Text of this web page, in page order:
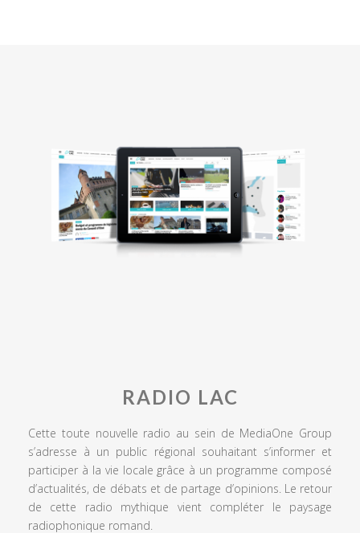
RADIO LAC
Cette toute nouvelle radio au sein de MediaOne Group
s’adresse à un public régional souhaitant s’informer et
participer à la vie locale grâce à un programme composé
d’actualités, de débats et de partage d’opinions. Le retour
de cette radio mythique vient compléter le paysage
radiophonique romand.